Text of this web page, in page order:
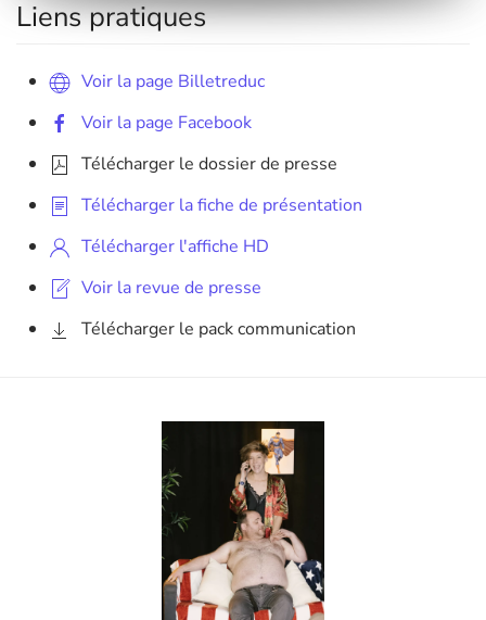
Liens pratiques
Voir la page Billetreduc
Voir la page Facebook
Télécharger le dossier de presse
Télécharger la fiche de présentation
Télécharger l'affiche HD
Voir la revue de presse
Télécharger le pack communication
Agrandir